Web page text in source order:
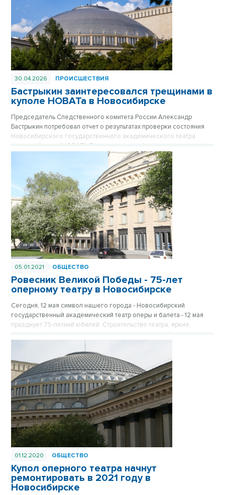
30.04.2026 ПРОИСШЕСТВИЯ
Бастрыкин заинтересовался трещинами в
куполе НОВАТа в Новосибирске
Председатель Следственного комитета России Александр
Бастрыкин потребовал отчет о результатах проверки состояния
Новосибирского государственного академического театра
оперы и балета (НОВАТ). Поводом стали обращения
общественников и публикации в СМИ о критическом состоянии
объекта культурного наследия федерального значения, включая
появление трещин в его знаменитом куполе.
05.01.2021 ОБЩЕСТВО
Ровесник Великой Победы - 75-лет
оперному театру в Новосибирске
Сегодня, 12 мая символ нашего города - Новосибирский
государственный академический театр оперы и балета - 12 мая
празднует 75-летний юбилей. Строительство театра, яркие,
дерзкие идеи архитекторов, репрессированные рабочие и
жизни театра отражена вся история нашей страны, история
Новосибирска. Публикуется повторно в рубрике «Лучшие
материалы VN.RU 2020».
01.12.2020 ОБЩЕСТВО
Купол оперного театра начнут
ремонтировать в 2021 году в
Новосибирске